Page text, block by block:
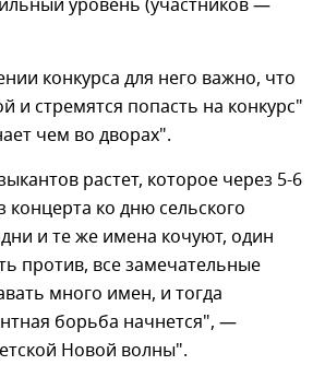
конкурса для него важно, что
и стремятся попасть на конкурс"
чем во дворах".
растет, которое через 5-6
концерта ко дню сельского
и те же имена кочуют, один
против, все замечательные
много имен, и тогда
борьба начнется", —
Новой волны".